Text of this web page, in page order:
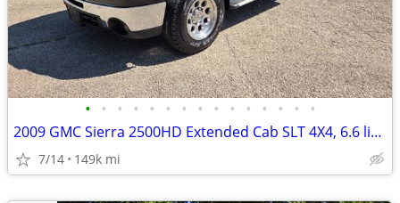
• • • • • • • • • • • • • • •
2009 GMC Sierra 2500HD Extended Cab SLT 4X4, 6.6 liter Duramax…
7/14 149k mi